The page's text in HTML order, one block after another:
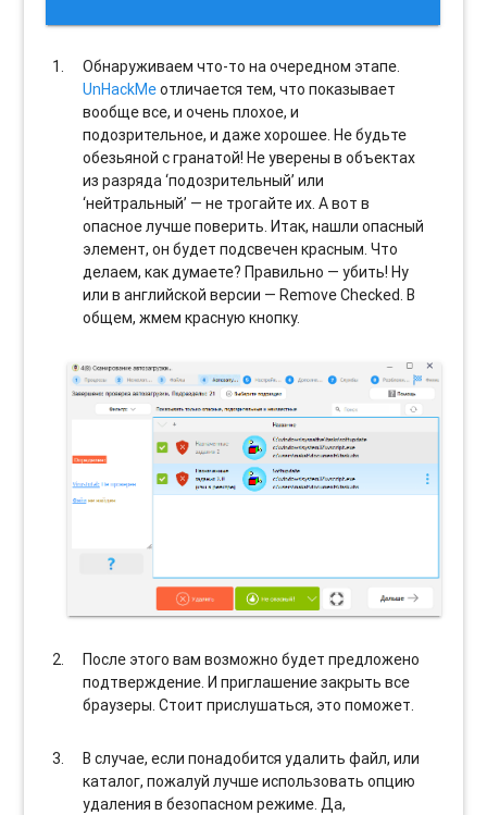
Обнаруживаем что-то на очередном этапе.
UnHackMeотличается тем, что показывает
вообще все, и очень плохое, и
подозрительное, и даже хорошее. Не будьте
обезьяной с гранатой! Не уверены в объектах
из разряда ‘подозрительный’ или
‘нейтральный’ — не трогайте их. А вот в
опасное лучше поверить. Итак, нашли опасный
элемент, он будет подсвечен красным. Что
делаем, как думаете? Правильно — убить! Ну
или в английской версии — Remove Checked. В
общем, жмем красную кнопку.
После этого вам возможно будет предложено
подтверждение. И приглашение закрыть все
браузеры. Стоит прислушаться, это поможет.
В случае, если понадобится удалить файл, или
каталог, пожалуй лучше использовать опцию
удаления в безопасном режиме. Да,